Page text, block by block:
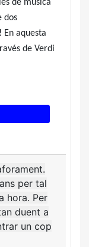
de música
dos
aquesta
de Verdi
per tal
hora. Per
duent a
un cop